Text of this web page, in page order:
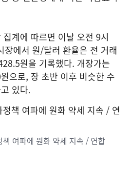
계에 따르면 이날 오전 9시
장에서 원/달러 환율은 전 거래
원을 기록했다. 개장가는
으로, 장 초반 이후 비슷한 수
있다.
책 여파에 원화 약세 지속 / 연합